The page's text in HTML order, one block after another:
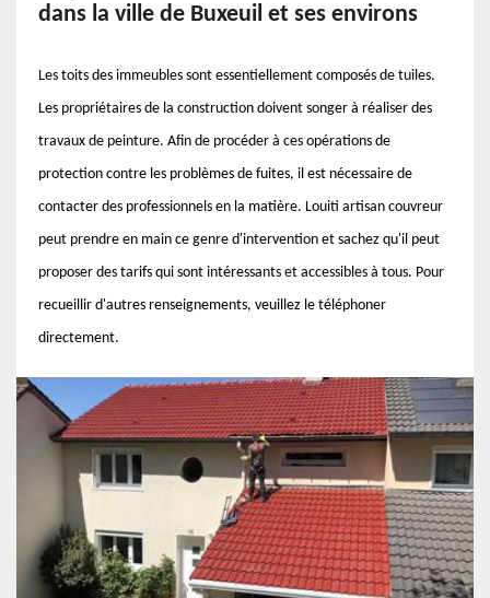
dans la ville de Buxeuil et ses environs
Les toits des immeubles sont essentiellement composés de tuiles.
Les propriétaires de la construction doivent songer à réaliser des
travaux de peinture. Afin de procéder à ces opérations de
protection contre les problèmes de fuites, il est nécessaire de
contacter des professionnels en la matière. Louiti artisan couvreur
peut prendre en main ce genre d'intervention et sachez qu'il peut
proposer des tarifs qui sont intéressants et accessibles à tous. Pour
recueillir d'autres renseignements, veuillez le téléphoner
directement.